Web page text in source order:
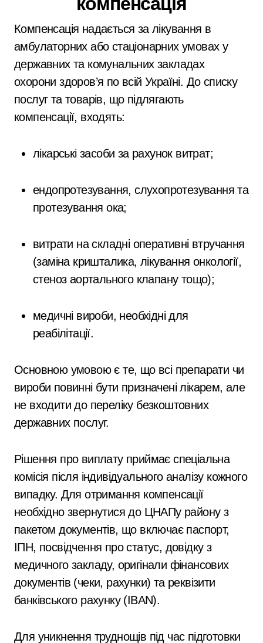
Компенсація надається за лікування в
амбулаторних або стаціонарних умовах у
державних та комунальних закладах
охорони здоров’я по всій Україні. До списку
послуг та товарів, що підлягають
компенсації, входять:
лікарські засоби за рахунок витрат;
ендопротезування, слухопротезування та
протезування ока;
витрати на складні оперативні втручання
(заміна кришталика, лікування онкології,
стеноз аортального клапану тощо);
медичні вироби, необхідні для
реабілітації.
Основною умовою є те, що всі препарати чи
вироби повинні бути призначені лікарем, але
не входити до переліку безкоштовних
державних послуг.
Рішення про виплату приймає спеціальна
комісія після індивідуального аналізу кожного
випадку. Для отримання компенсації
необхідно звернутися до ЦНАПу району з
пакетом документів, що включає паспорт,
ІПН, посвідчення про статус, довідку з
медичного закладу, оригінали фінансових
документів (чеки, рахунки) та реквізити
банківського рахунку (IBAN).
Для уникнення труднощів під час підготовки